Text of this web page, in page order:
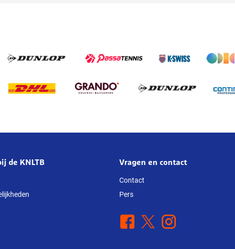
werken er hard aan om alles
goed te regelen, waarbij ze
worden door de KNLTB.
de KNLTB Vragen en contact
Contact
Pers
Facebook
X Instagram